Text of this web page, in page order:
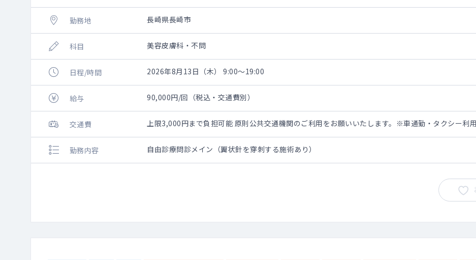
勤務地 長崎県長崎市
科目 美容皮膚科・不問
日程/時間 2026年8月13日（木） 9:00～19:00
給与 90,000円/回（税込・交通費別）
交通費 上限3,000円まで負担可能 原則公共交通機関のご利用をお願いいたします。※車通勤・タクシー利
勤務内容 自由診療問診メイン（翼状針を穿刺する施術あり）